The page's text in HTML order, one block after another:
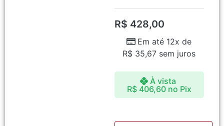
R$ 428,00
Em até 12x de
R$ 35,67 sem juros
À vista
R$406,60 no Pix